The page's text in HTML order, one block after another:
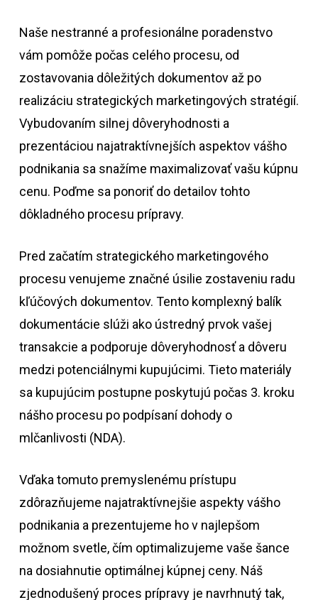
Naše nestranné a profesionálne poradenstvo
vám pomôže počas celého procesu, od
zostavovania dôležitých dokumentov až po
realizáciu strategických marketingových stratégií.
Vybudovaním silnej dôveryhodnosti a
prezentáciou najatraktívnejších aspektov vášho
podnikania sa snažíme maximalizovať vašu kúpnu
cenu. Poďme sa ponoriť do detailov tohto
dôkladného procesu prípravy.
Pred začatím strategického marketingového
procesu venujeme značné úsilie zostaveniu radu
kľúčových dokumentov. Tento komplexný balík
dokumentácie slúži ako ústredný prvok vašej
transakcie a podporuje dôveryhodnosť a dôveru
medzi potenciálnymi kupujúcimi. Tieto materiály
sa kupujúcim postupne poskytujú počas 3. kroku
nášho procesu po podpísaní dohody o
mlčanlivosti (NDA).
Vďaka tomuto premyslenému prístupu
zdôrazňujeme najatraktívnejšie aspekty vášho
podnikania a prezentujeme ho v najlepšom
možnom svetle, čím optimalizujeme vaše šance
na dosiahnutie optimálnej kúpnej ceny. Náš
zjednodušený proces prípravy je navrhnutý tak,